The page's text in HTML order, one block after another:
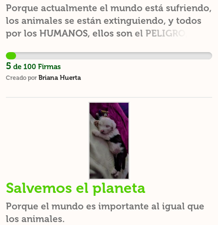
Porque actualmente el mundo está sufriendo,
los animales se están extinguiendo, y todos
por los HUMANOS, ellos son el PELIGRO, pero
GENERACION ES LA SALVACIÓN.
5 de 100 Firmas
Creado por Briana Huerta
Salvemos el planeta
Porque el mundo es importante al igual que
los animales.